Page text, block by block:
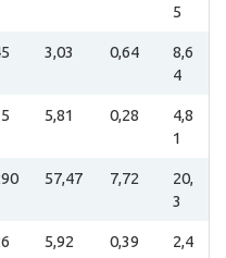
5
3,03 0,64
8,6
4
5,81 0,28
4,8
1
57,47 7,72
20,
3
5,92 0,39
2,4